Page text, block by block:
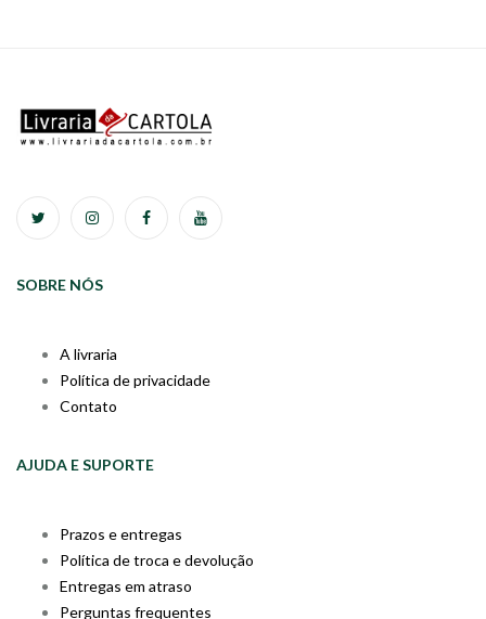
SOBRE NÓS
A livraria
Política de privacidade
Contato
AJUDA E SUPORTE
Prazos e entregas
Política de troca e devolução
Entregas em atraso
Perguntas frequentes